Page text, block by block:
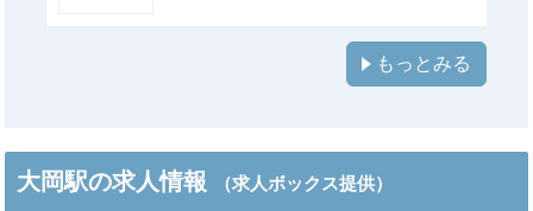
もっとみる
大岡駅の求人情報 （求人ボックス提供）